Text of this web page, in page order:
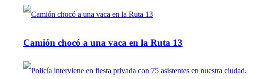
Camión chocó a una vaca en la Ruta 13